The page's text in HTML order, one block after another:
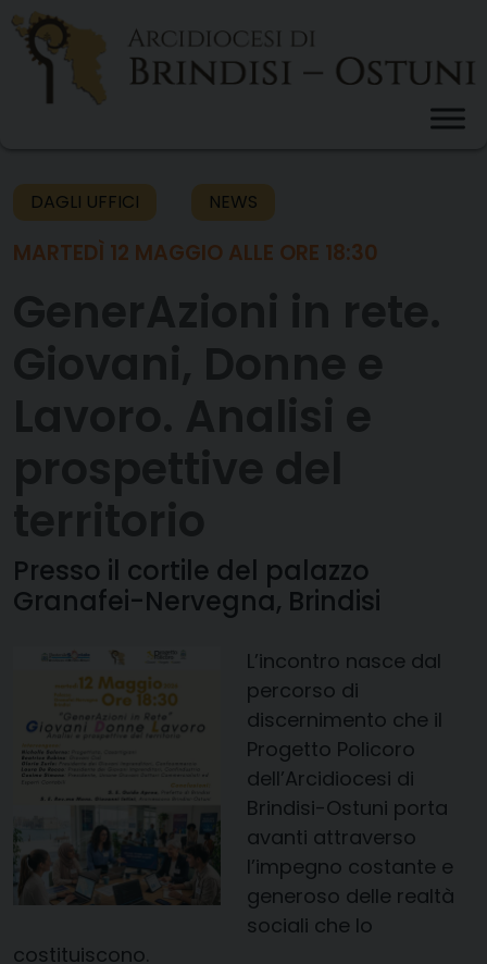
Skip
content
DAGLI UFFICI NEWS
MARTEDÌ 12 MAGGIO ALLE ORE 18:30
Presso il cortile del palazzo
Granafei-Nervegna, Brindisi
L’incontro nasce dal
percorso di
discernimento che il
Progetto Policoro
dell’Arcidiocesi di
Brindisi-Ostuni porta
avanti attraverso
l’impegno costante e
generoso delle realtà
sociali che lo
costituiscono.